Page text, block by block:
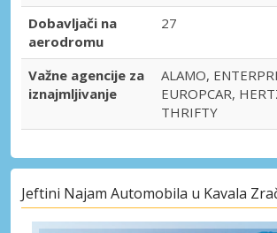
Dobavljači na
aerodromu
27
Važne agencije za
iznajmljivanje
ALAMO,
EUROPCAR,
THRIFTY
Jeftini Najam Automobila u Kavala